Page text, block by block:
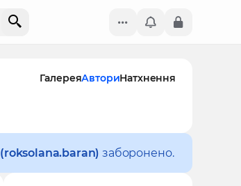
ГалереяАвториНатхнення
(roksolana.baran) заборонено.